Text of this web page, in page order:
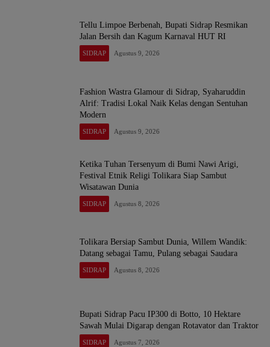
Tellu Limpoe Berbenah, Bupati Sidrap Resmikan
Jalan Bersih dan Kagum Karnaval HUT RI
SIDRAP Agustus 9, 2026
Fashion Wastra Glamour di Sidrap, Syaharuddin
Alrif: Tradisi Lokal Naik Kelas dengan Sentuhan
Modern
SIDRAP Agustus 9, 2026
Ketika Tuhan Tersenyum di Bumi Nawi Arigi,
Festival Etnik Religi Tolikara Siap Sambut
Wisatawan Dunia
SIDRAP Agustus 8, 2026
Tolikara Bersiap Sambut Dunia, Willem Wandik:
Datang sebagai Tamu, Pulang sebagai Saudara
SIDRAP Agustus 8, 2026
Bupati Sidrap Pacu IP300 di Botto, 10 Hektare
Sawah Mulai Digarap dengan Rotavator dan Traktor
SIDRAP Agustus 7, 2026